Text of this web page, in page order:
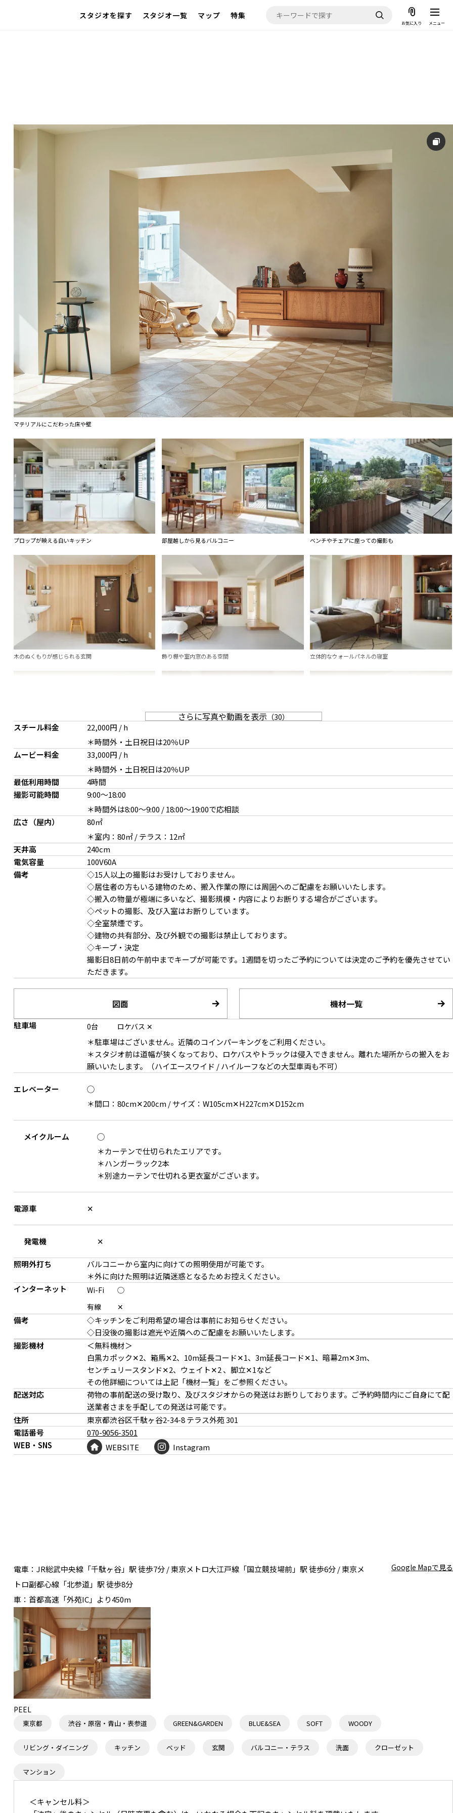
スタジオを探す
すべての選択肢からスタジオを探す
スタジオ一覧 マップ 特集
お気に入り メニュー
マテリアルにこだわった床や壁
プロップが映える白いキッチン 部屋越しから見るバルコニー ベンチやチェアに座っての撮影も
木のぬくもりが感じられる玄関 飾り棚や室内窓のある空間 立体的なウォールパネルの寝室
奥行き感を生むアーチフレーム 自然光が差し込むL字の窓
曲面が特徴的なカウンター（可動式） リアルな寝室シーンを演出 曲面が印象的な上がり框（かまち）
北欧感のある白木を使った洗面エリア 窓越しのバルコニー植栽
視界が抜けた開放的なバルコニー
使い勝手のよいシンプルな白壁
小物がスタイリングしやすい造作棚 クローゼット収納シーンに
寝室エリアからメインルームへの抜け
さらに写真や動画を表示 （30）
スチール料金
22,000円 / h
＊時間外・土日祝日は20％UP
ムービー料金
33,000円 / h
＊時間外・土日祝日は20％UP
最低利用時間
4時間
撮影可能時間
9:00～18:00
＊時間外は8:00〜9:00 / 18:00〜19:00で応相談
広さ（屋内）
80㎡
＊室内：80㎡ / テラス：12㎡
天井高
240cm
電気容量
100V60A
備考
◇15人以上の撮影はお受けしておりません。
◇居住者の方もいる建物のため、搬入作業の際には周囲へのご配慮をお願いいたします。
◇搬入の物量が極端に多いなど、撮影規模・内容によりお断りする場合がございます。
◇ペットの撮影、及び入室はお断りしています。
◇全室禁煙です。
◇建物の共有部分、及び外観での撮影は禁止しております。
◇キープ・決定
撮影日8日前の午前中までキープが可能です。1週間を切ったご予約については決定のご予約を優先させてい
ただきます。
図面 機材一覧
駐車場 0台 ロケバス ✕
＊駐車場はございません。近隣のコインパーキングをご利用ください。
＊スタジオ前は道幅が狭くなっており、ロケバスやトラックは侵入できません。離れた場所からの搬入をお
願いいたします。（ハイエースワイド / ハイルーフなどの大型車両も不可）
エレベーター
◯
＊間口：80cm✕200cm / サイズ：W105cm✕H227cm✕D152cm
メイクルーム
◯
＊カーテンで仕切られたエリアです。
＊ハンガーラック2本
＊別途カーテンで仕切れる更衣室がございます。
電源車 ✕
発電機 ✕
照明外打ち
バルコニーから室内に向けての照明使用が可能です。
＊外に向けた照明は近隣迷惑となるためお控えください。
インターネット
Wi-Fi
◯
有線
✕
備考
◇キッチンをご利用希望の場合は事前にお知らせください。
◇日没後の撮影は遮光や近隣へのご配慮をお願いいたします。
撮影機材
＜無料機材＞
白黒カポック✕2、箱馬✕2、10m延長コード✕1、3m延長コード✕1、暗幕2m✕3m、
センチュリースタンド✕2、ウェイト✕2 、脚立✕1など
その他詳細については上記「機材一覧」をご参照ください。
配送対応
荷物の事前配送の受け取り、及びスタジオからの発送はお断りしております。ご予約時間内にご自身にて配
送業者さまを手配しての発送は可能です。
住所
東京都渋谷区千駄ヶ谷2-34-8 テラス外苑 301
電話番号
070-9056-3501
WEB・SNS
WEBSITE Instagram
Google Mapで見る
電車：JR総武中央線「千駄ヶ谷」駅 徒歩7分 / 東京メトロ大江戸線「国立競技場前」駅 徒歩6分 / 東京メ
トロ副都心線「北参道」駅 徒歩8分
車：首都高速「外苑IC」より450m
PEEL
東京都 渋谷・原宿・青山・表参道 GREEN&GARDEN BLUE&SEA SOFT WOODY
リビング・ダイニング キッチン ベッド 玄関 バルコニー・テラス 洗面 クローゼット
マンション
＜キャンセル料＞